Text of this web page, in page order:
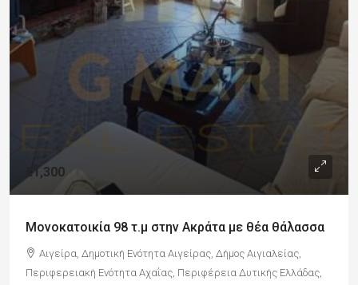
€1,300
Μονοκατοικία 98 τ.μ στην Ακράτα με θέα θάλασσα
Αιγείρα, Δημοτική Ενότητα Αιγείρας, Δήμος Αιγιαλείας,
Περιφερειακή Ενότητα Αχαΐας, Περιφέρεια Δυτικής Ελλάδας,